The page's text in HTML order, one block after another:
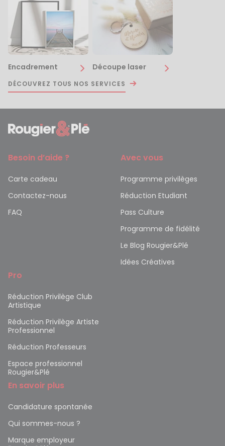
Encadrement Découpe laser
DÉCOUVREZ TOUS NOS SERVICES
Besoin d’aide ?
Carte cadeau
Contactez-nous
FAQ
Avec vous
Programme privilèges
Réduction Etudiant
Pass Culture
Programme de fidélité
Le Blog Rougier&Plé
Idées Créatives
Pro
Réduction Privilège Club
Artistique
Réduction Privilège Artiste
Professionnel
Réduction Professeurs
Espace professionnel
Rougier&Plé
En savoir plus
Candidature spontanée
Qui sommes-nous ?
Marque employeur